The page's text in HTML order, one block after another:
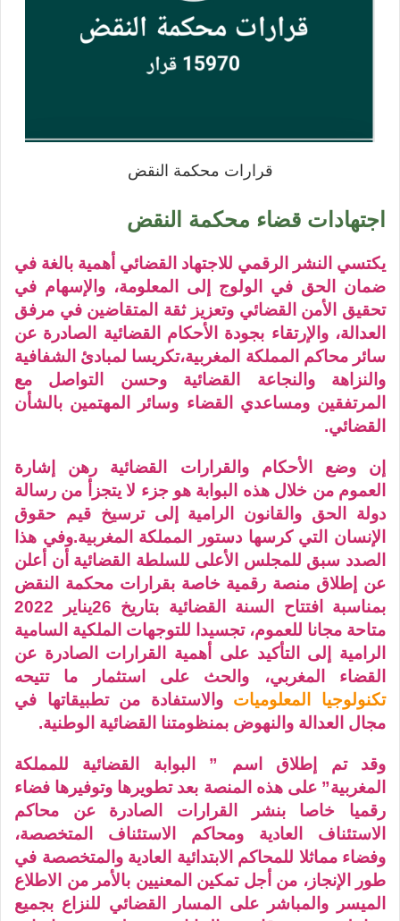
قرارات محكمة النقض
اجتهادات قضاء محكمة النقض
يكتسي النشر الرقمي للاجتهاد القضائي أهمية بالغة في
ضمان الحق في الولوج إلى المعلومة، والإسهام في
تحقيق الأمن القضائي وتعزيز ثقة المتقاضين في مرفق
العدالة، والإرتقاء بجودة الأحكام القضائية الصادرة عن
سائر محاكم المملكة المغربية،تكريسا لمبادئ الشفافية
والنزاهة والنجاعة القضائية وحسن التواصل مع
المرتفقين ومساعدي القضاء وسائر المهتمين بالشأن
القضائي.
إن وضع الأحكام والقرارات القضائية رهن إشارة
العموم من خلال هذه البوابة هو جزء لا يتجزأ من رسالة
دولة الحق والقانون الرامية إلى ترسيخ قيم حقوق
الإنسان التي كرسها دستور المملكة المغربية.وفي هذا
الصدد سبق للمجلس الأعلى للسلطة القضائية أن أعلن
عن إطلاق منصة رقمية خاصة بقرارات محكمة النقض
بمناسبة افتتاح السنة القضائية بتاريخ 26يناير 2022
متاحة مجانا للعموم، تجسيدا للتوجهات الملكية السامية
الرامية إلى التأكيد على أهمية القرارات الصادرة عن
القضاء المغربي، والحث على استثمار ما تتيحه
تكنولوجيا المعلوميات والاستفادة من تطبيقاتها في
مجال العدالة والنهوض بمنظومتنا القضائية الوطنية.
وقد تم إطلاق اسم ” البوابة القضائية للمملكة
المغربية” على هذه المنصة بعد تطويرها وتوفيرها فضاء
رقميا خاصا بنشر القرارات الصادرة عن محاكم
الاستئناف العادية ومحاكم الاستئناف المتخصصة،
وفضاء مماثلا للمحاكم الابتدائية العادية والمتخصصة في
طور الإنجاز، من أجل تمكين المعنيين بالأمر من الاطلاع
الميسر والمباشر على المسار القضائي للنزاع بجميع